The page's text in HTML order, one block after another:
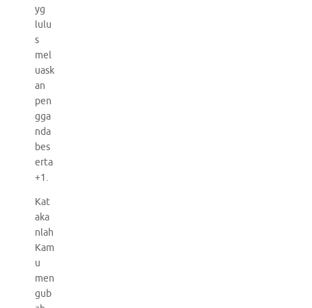
yg
lulu
s
mel
uask
an
pen
gga
nda
bes
erta
+1.
Kat
aka
nlah
Kam
u
men
gub